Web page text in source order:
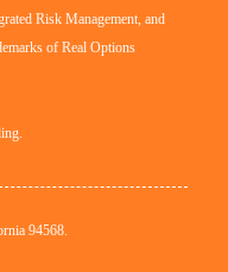
Risk Management, and
of Real Options
94568.